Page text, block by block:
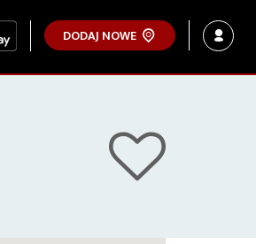
DODAJ NOWE